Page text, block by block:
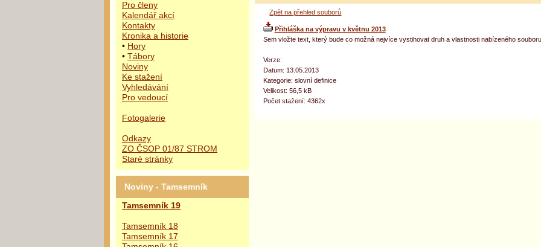
Pro členy
Kalendář akcí
Kontakty
Kronika a historie
• Hory
• Tábory
Noviny
Ke stažení
Vyhledávání
Pro vedoucí
Fotogalerie
Odkazy
ZO ČSOP 01/87 STROM
Staré stránky
Noviny - Tamsemník
Tamsemník 19
Tamsemník 18
Tamsemník 17
Zpět na přehled souborů
Přihláška na výpravu v květnu 2013
Sem vložte text, který bude co možná nejvíce vystihovat druh a vlastnosti nabízeného
Verze:
Datum: 13.05.2013
Kategorie: slovní definice
Velikost: 56,5 kB
Počet stažení: 4362x